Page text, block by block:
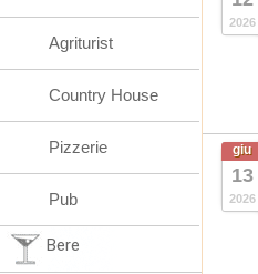
2026
giu
13
2026
Agriturist
Country House
Pizzerie
Pub
Bere